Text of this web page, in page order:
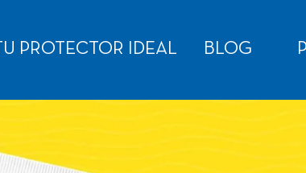
TU PROTECTOR IDEAL BLOG